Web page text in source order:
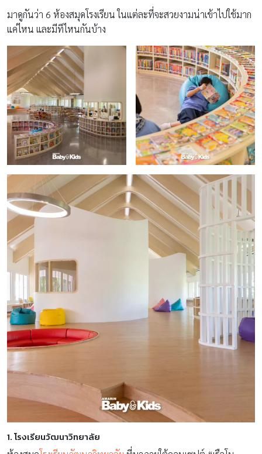
มาดูกันว่า 6 ห้องสมุดโรงเรียน ในแต่ละที่จะสวยงามน่าเข้าไปใช้มาก
แค่ไหน และมีทีไหนกันบ้าง
1. โรงเรียนวัฒนาวิทยาลัย